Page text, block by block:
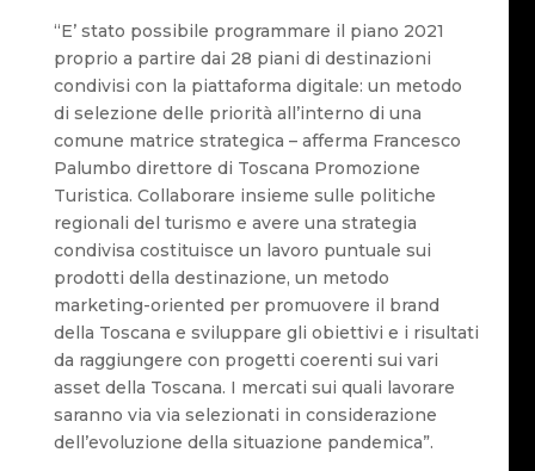
“E’ stato possibile programmare il piano 2021
proprio a partire dai 28 piani di destinazioni
condivisi con la piattaforma digitale: un metodo
di selezione delle priorità all’interno di una
comune matrice strategica – afferma Francesco
Palumbo direttore di Toscana Promozione
Turistica. Collaborare insieme sulle politiche
regionali del turismo e avere una strategia
condivisa costituisce un lavoro puntuale sui
prodotti della destinazione, un metodo
marketing-oriented per promuovere il brand
della Toscana e sviluppare gli obiettivi e i risultati
da raggiungere con progetti coerenti sui vari
asset della Toscana. I mercati sui quali lavorare
saranno via via selezionati in considerazione
dell’evoluzione della situazione pandemica”.